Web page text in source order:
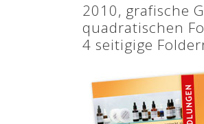
2010, grafische
quadratischen
4 seitigige